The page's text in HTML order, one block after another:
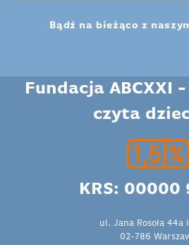
Bądź na bieżąco z
Fundacja ABCXXI -
czyta
KRS: 00000
ul. Jana Rosoła 44a
02-786